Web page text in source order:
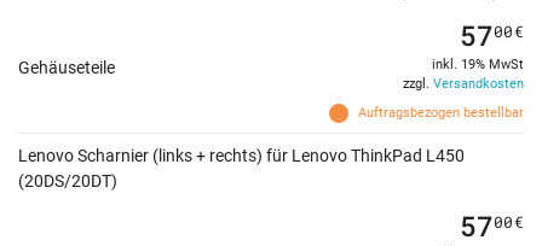
Gehäuseteile
Auftragsbezogen bestellbar
5700€
inkl. 19% MwSt
zzgl. Versandkosten
Lenovo Scharnier (links + rechts) für Lenovo ThinkPad L450
(20DS/20DT)
5700€